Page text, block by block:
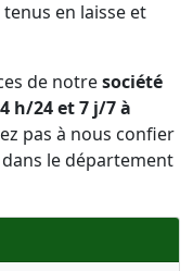
en laisse et
de notresociété
h/24 et 7 j/7 à
pas à nous confier
le département